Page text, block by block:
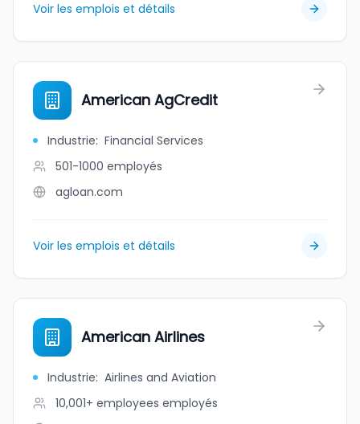
Voir les emplois et détails
American AgCredit
Industrie: Financial Services
501-1000 employés
agloan.com
Voir les emplois et détails
American Airlines
Industrie: Airlines and Aviation
10,001+ employees employés